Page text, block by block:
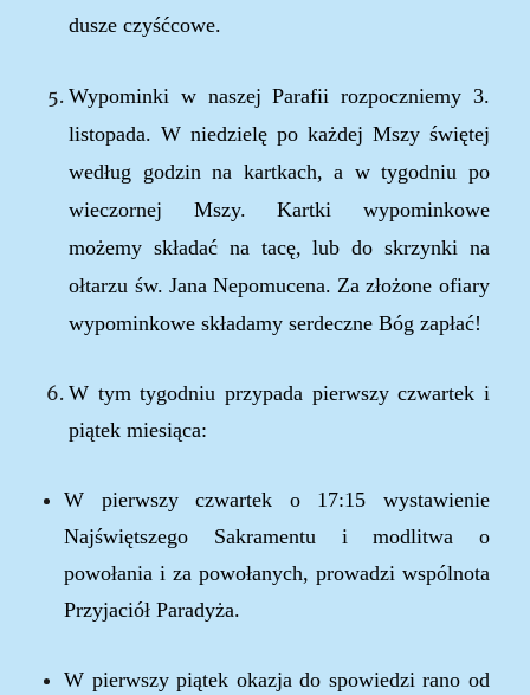
dusze czyśćcowe.
Wypominki w naszej Parafii rozpoczniemy 3.
listopada. W niedzielę po każdej Mszy świętej
według godzin na kartkach, a w tygodniu po
wieczornej Mszy.Kartki wypominkowe
możemy składać na tacę, lub do skrzynki na
ołtarzu św. Jana Nepomucena. Za złożone ofiary
wypominkowe składamy serdeczne Bóg zapłać!
W tym tygodniu przypada pierwszy czwartek i
piątek miesiąca:
W pierwszy czwartek o 17:15 wystawienie
Najświętszego Sakramentui modlitwa o
powołania i za powołanych, prowadzi wspólnota
Przyjaciół Paradyża.
W pierwszy piątek okazja do spowiedzi rano od